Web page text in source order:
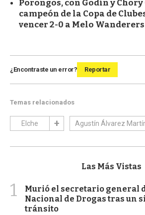
Porongos, con Godín y Chory
campeón de la Copa de
vencer 2-0 a Melo Wanderers
¿Encontraste un error? Reportar
Temas relacionados
Elche Agustín Álvarez
Las Más Vistas
1
Murió el secretario general
Nacional de Drogas tras un
tránsito